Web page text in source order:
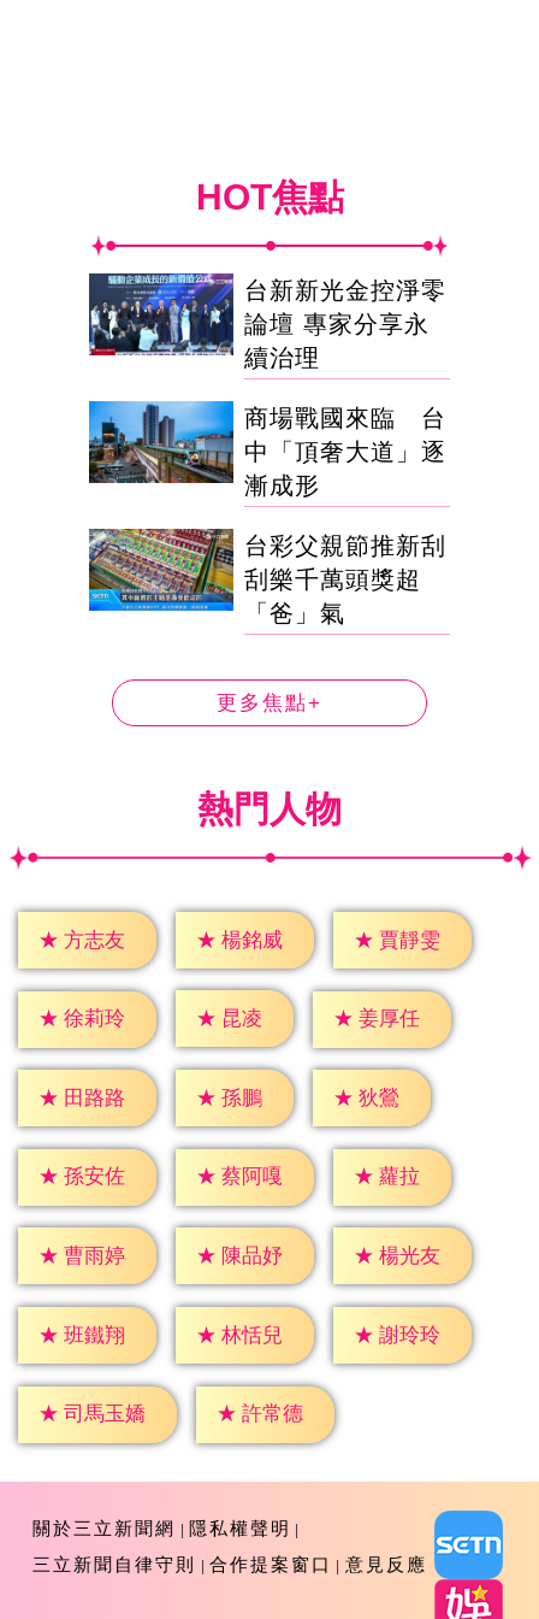
HOT焦點
台新新光金控淨零
論壇 專家分享永
續治理
商場戰國來臨 台
中「頂奢大道」逐
漸成形
台彩父親節推新刮
刮樂千萬頭獎超
「爸」氣
更多焦點+
熱門人物
★ 方志友 ★ 楊銘威 ★ 賈靜雯
★ 徐莉玲 ★ 昆凌 ★ 姜厚任
★ 田路路 ★ 孫鵬 ★ 狄鶯
★ 孫安佐 ★ 蔡阿嘎 ★ 蘿拉
★ 曹雨婷 ★ 陳品妤 ★ 楊光友
★ 班鐵翔 ★ 林恬兒 ★ 謝玲玲
★ 司馬玉嬌 ★ 許常德
關於三立新聞網
隱私權聲明
三立新聞自律守則
合作提案窗口 意見反應